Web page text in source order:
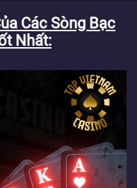
Các Sòng Bạc
Nhất